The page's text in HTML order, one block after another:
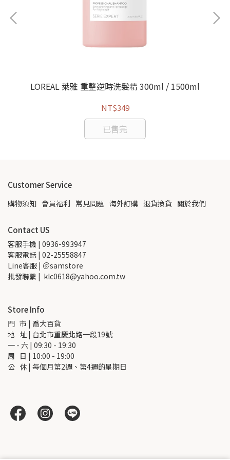
LOREAL 萊雅 重整逆時洗髮精 300ml / 1500ml
NT$349
已售完
Customer Service
購物須知 會員福利 常見問題 海外訂購 退貨換貨 關於我們
Contact US
客服手機 | 0936-993947
客服電話 | 02-25558847
Line客服 | ＠samstore
批發聯繫 |  klc0618@yahoo.com.tw
Store Info
門   市 | 喬大百貨
地   址 | 台北市重慶北路一段19號
一 - 六 | 09:30 - 19:30
周   日 | 10:00 - 19:00
公   休 | 每個月第2週、第4週的星期日